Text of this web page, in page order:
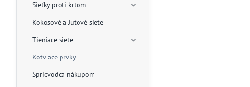
Sieťky proti krtom
Kokosové a Jutové siete
Tieniace siete
Kotviace prvky
Sprievodca nákupom